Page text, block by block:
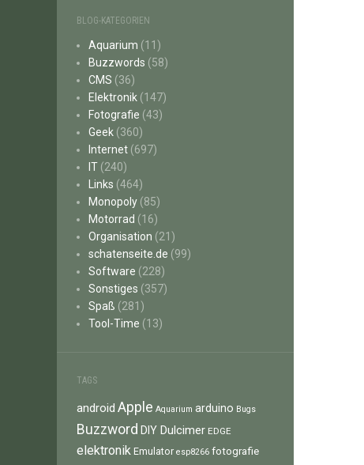
BLOG-KATEGORIEN
Aquarium (11)
Buzzwords (58)
CMS (36)
Elektronik (147)
Fotografie (43)
Geek (360)
Internet (697)
IT (240)
Links (464)
Monopoly (85)
Motorrad (16)
Organisation (21)
schatenseite.de (99)
Software (228)
Sonstiges (357)
Spaß (281)
Tool-Time (13)
TAGS
android Apple Aquarium arduino Bugs
Buzzword DIY Dulcimer EDGE
elektronik Emulator esp8266 fotografie